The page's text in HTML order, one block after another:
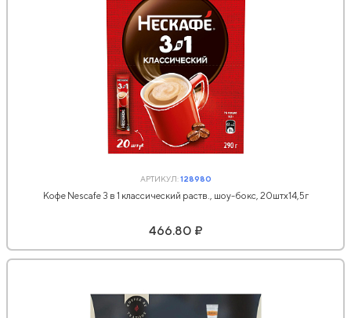
АРТИКУЛ:128980
Кофе Nescafe 3 в 1 классический раств., шоу-бокс, 20штx14,5г
466.80 ₽